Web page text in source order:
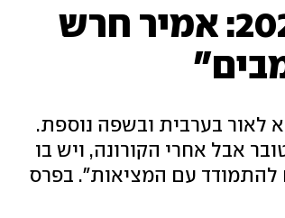
הזוכה בפרס ספיר לשנת 2025: אמיר חרש
שקל, וספרו ייצא לאור בערבית ובשפה נוספת.
הספר הזה נכתב לפני 7 באוקטובר אבל אחרי הקורונה, ויש בו
להתמודד עם המציאות". בפרס